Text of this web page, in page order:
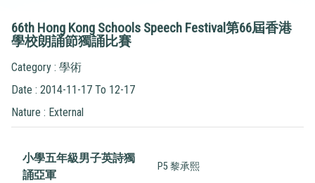
66th Hong Kong Schools Speech Festival第66屆香港
學校朗誦節獨誦比賽
Category : 學術
Date : 2014-11-17 To 12-17
Nature : External
小學五年級男子英詩獨
誦亞軍
P5 黎承熙